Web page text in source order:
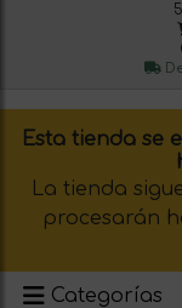
5
Esta tienda se
La tienda
procesarán
Categorías